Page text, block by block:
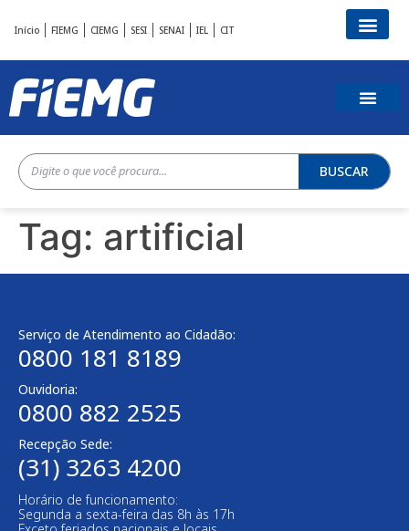
Início FIEMG CIEMG SESI SENAI IEL CIT
BUSCAR
Tag: artificial
Serviço de Atendimento ao Cidadão:
0800 181 8189
Ouvidoria:
0800 882 2525
Recepção Sede:
(31) 3263 4200
Horário de funcionamento:
Segunda a sexta-feira das 8h às 17h